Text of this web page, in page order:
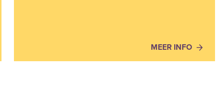
MEER INFO